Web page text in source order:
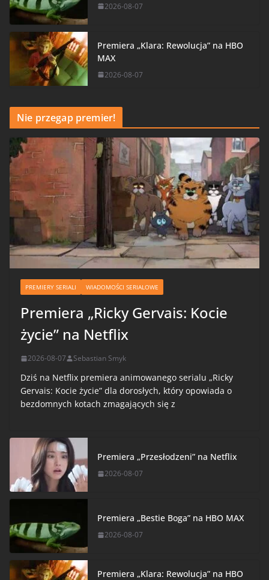
2026-08-07
Premiera „Klara: Rewolucja” na HBO
MAX
2026-08-07
Nie przegap premier!
PREMIERY SERIALI WIADOMOŚCI SERIALOWE
Premiera „Ricky Gervais: Kocie
życie” na Netflix
2026-08-07 Sebastian Smyk
Dziś na Netflix premiera animowanego serialu „Ricky
Gervais: Kocie życie” dla dorosłych, który opowiada o
bezdomnych kotach zmagających się z
Premiera „Przesłodzeni” na Netflix
2026-08-07
Premiera „Bestie Boga” na HBO MAX
2026-08-07
Premiera „Klara: Rewolucja” na HBO